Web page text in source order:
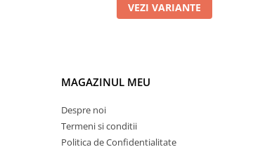
VEZI VARIANTE
MAGAZINUL MEU
Despre noi
Termeni si conditii
Politica de Confidentialitate